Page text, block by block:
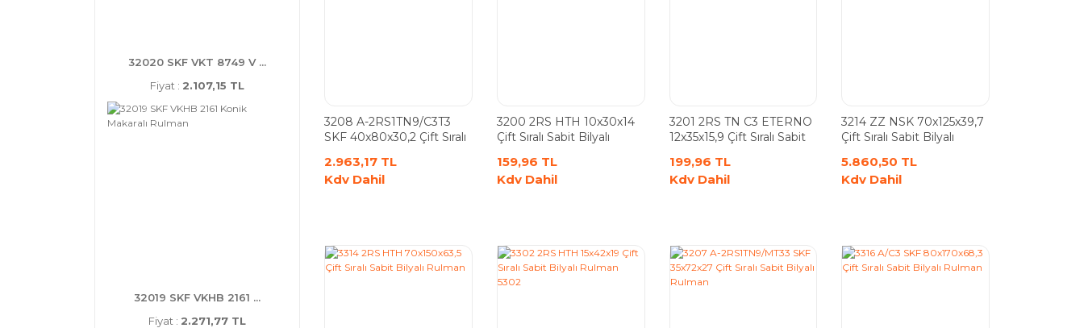
32020 SKF VKT 8749 V ...
Fiyat : 2.107,15 TL
32019 SKF VKHB 2161 ...
Fiyat : 2.271,77 TL
3208 A-2RS1TN9/C3T3
SKF 40x80x30,2 Çift Sıralı
2.963,17 TL
Kdv Dahil
3200 2RS HTH 10x30x14
Çift Sıralı Sabit Bilyalı
159,96 TL
Kdv Dahil
3201 2RS TN C3 ETERNO
12x35x15,9 Çift Sıralı Sabit
199,96 TL
Kdv Dahil
3214 ZZ NSK 70x125x39,7
Çift Sıralı Sabit Bilyalı
5.860,50 TL
Kdv Dahil